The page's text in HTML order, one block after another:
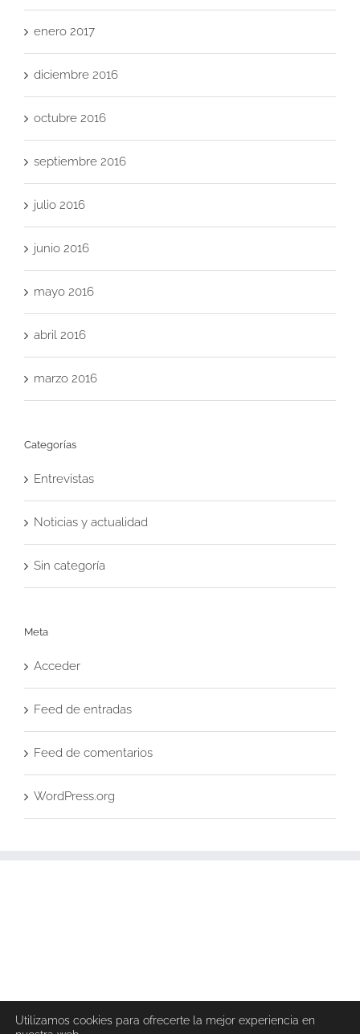
enero 2017
diciembre 2016
octubre 2016
septiembre 2016
julio 2016
junio 2016
mayo 2016
abril 2016
marzo 2016
Categorías
Entrevistas
Noticias y actualidad
Sin categoría
Meta
Acceder
Feed de entradas
Feed de comentarios
WordPress.org
Utilizamos cookies para ofrecerte la mejor experiencia en